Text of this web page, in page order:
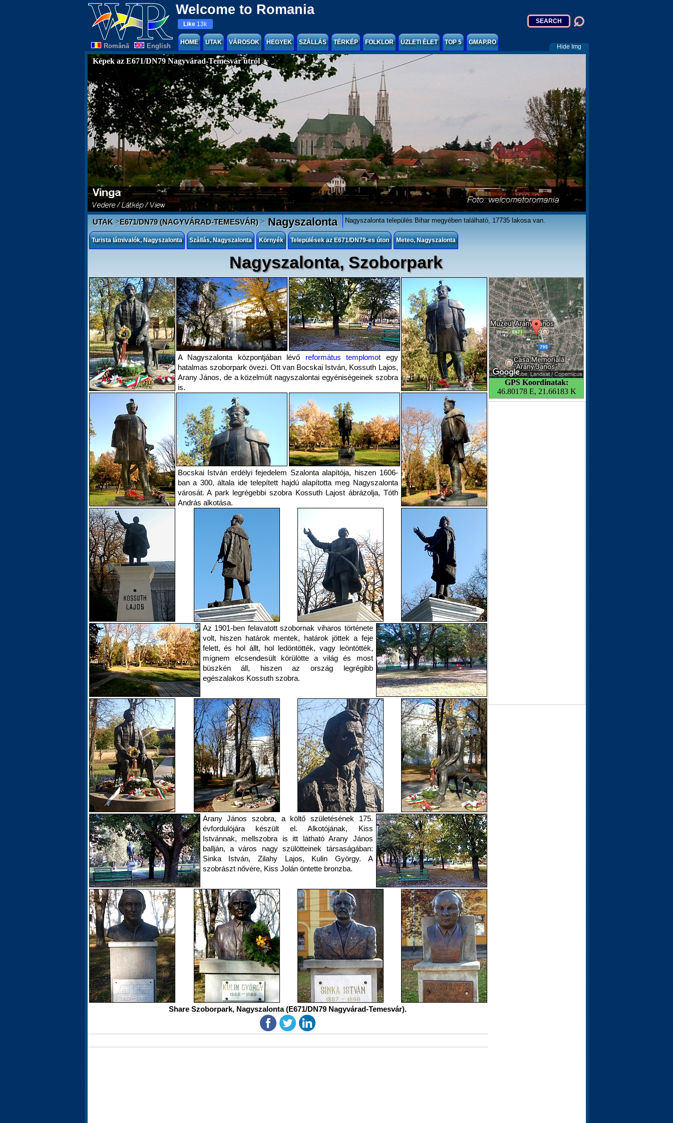
Welcome to Romania
Românã English
Like 13k
HOME UTAK VÁROSOK HEGYEK SZÁLLÁS TÉRKÉP FOLKLOR ÜZLETI ÉLET TOP 5 GMAP.RO
Hide Img
Képek az E671/DN79 Nagyvárad-Temesvár útról
UTAK>E671/DN79 (NAGYVÁRAD-TEMESVÁR)>Nagyszalonta Nagyszalonta település Bihar megyében található, 17735 lakosa van.
Turista látnivalók, Nagyszalonta Szállás, Nagyszalonta Környék Települések az E671/DN79-es úton Meteo, Nagyszalonta
Nagyszalonta, Szoborpark
GPS Koordinatak:
46.80178 E, 21.66183 K
A Nagyszalonta központjában lévő református templomot egy
hatalmas szoborpark övezi. Ott van Bocskai István, Kossuth Lajos,
Arany János, de a közelmúlt nagyszalontai egyéniségeinek szobra
is.
Bocskai István erdélyi fejedelem Szalonta alapítója, hiszen 1606-
ban a 300, általa ide telepített hajdú alapította meg Nagyszalonta
városát. A park legrégebbi szobra Kossuth Lajost ábrázolja, Tóth
András alkotása.
Az 1901-ben felavatott szobornak viharos története
volt, hiszen határok mentek, határok jöttek a feje
felett, és hol állt, hol ledöntötték, vagy leöntötték,
mígnem elcsendesült körülötte a világ és most
büszkén áll, hiszen az ország legrégibb
egészalakos Kossuth szobra.
Arany János szobra, a költő születésének 175.
évfordulójára készült el. Alkotójának, Kiss
Istvánnak, mellszobra is itt látható Arany János
ballján, a város nagy szülötteinek társaságában:
Sinka István, Zilahy Lajos, Kulin György. A
szobrászt nővére, Kiss Jolán öntette bronzba.
Share Szoborpark, Nagyszalonta (E671/DN79 Nagyvárad-Temesvár).